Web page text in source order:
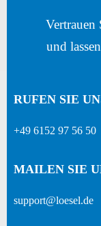
Vertrauen
und
RUFEN SIE
+49 6152 97 56 50
MAILEN SIE
support@loesel.de